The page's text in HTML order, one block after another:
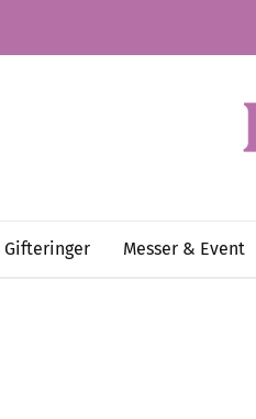
Gifteringer Messer & Event